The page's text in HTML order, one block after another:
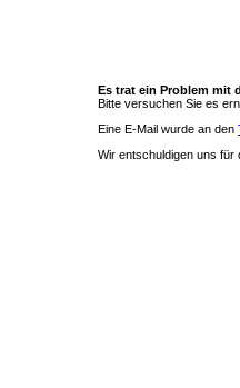
Es trat ein Problem mit
Bitte versuchen Sie es
Eine E-Mail wurde an den
Wir entschuldigen uns für